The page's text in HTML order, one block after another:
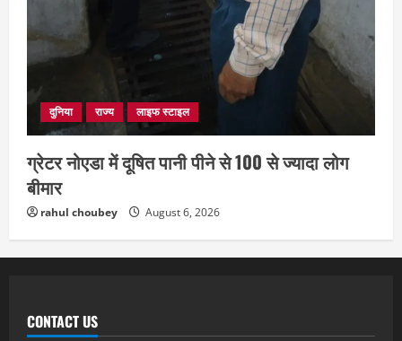
दुनिया राज्य लाइफ स्टाइल
ग्रेटर नोएडा में दूषित पानी पीने से 100 से ज्यादा लोग
बीमार
rahul choubey August 6, 2026
CONTACT US